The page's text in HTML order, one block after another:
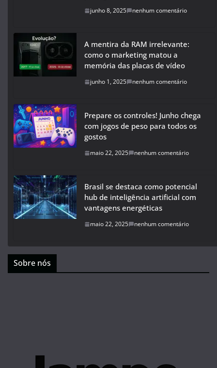
junho 8, 2025 nenhum comentário
A mentira da RAM irrelevante:
como o marketing matou a
memória das placas de vídeo
junho 1, 2025 nenhum comentário
Prepare os controles! Junho chega
com jogos de peso para todos os
gostos
maio 22, 2025 nenhum comentário
Brasil se destaca como potencial
hub de inteligência artificial com
vantagens energéticas
maio 22, 2025 nenhum comentário
Sobre nós